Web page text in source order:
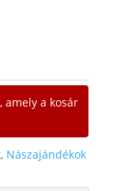
amely a kosár
, Nászajándékok